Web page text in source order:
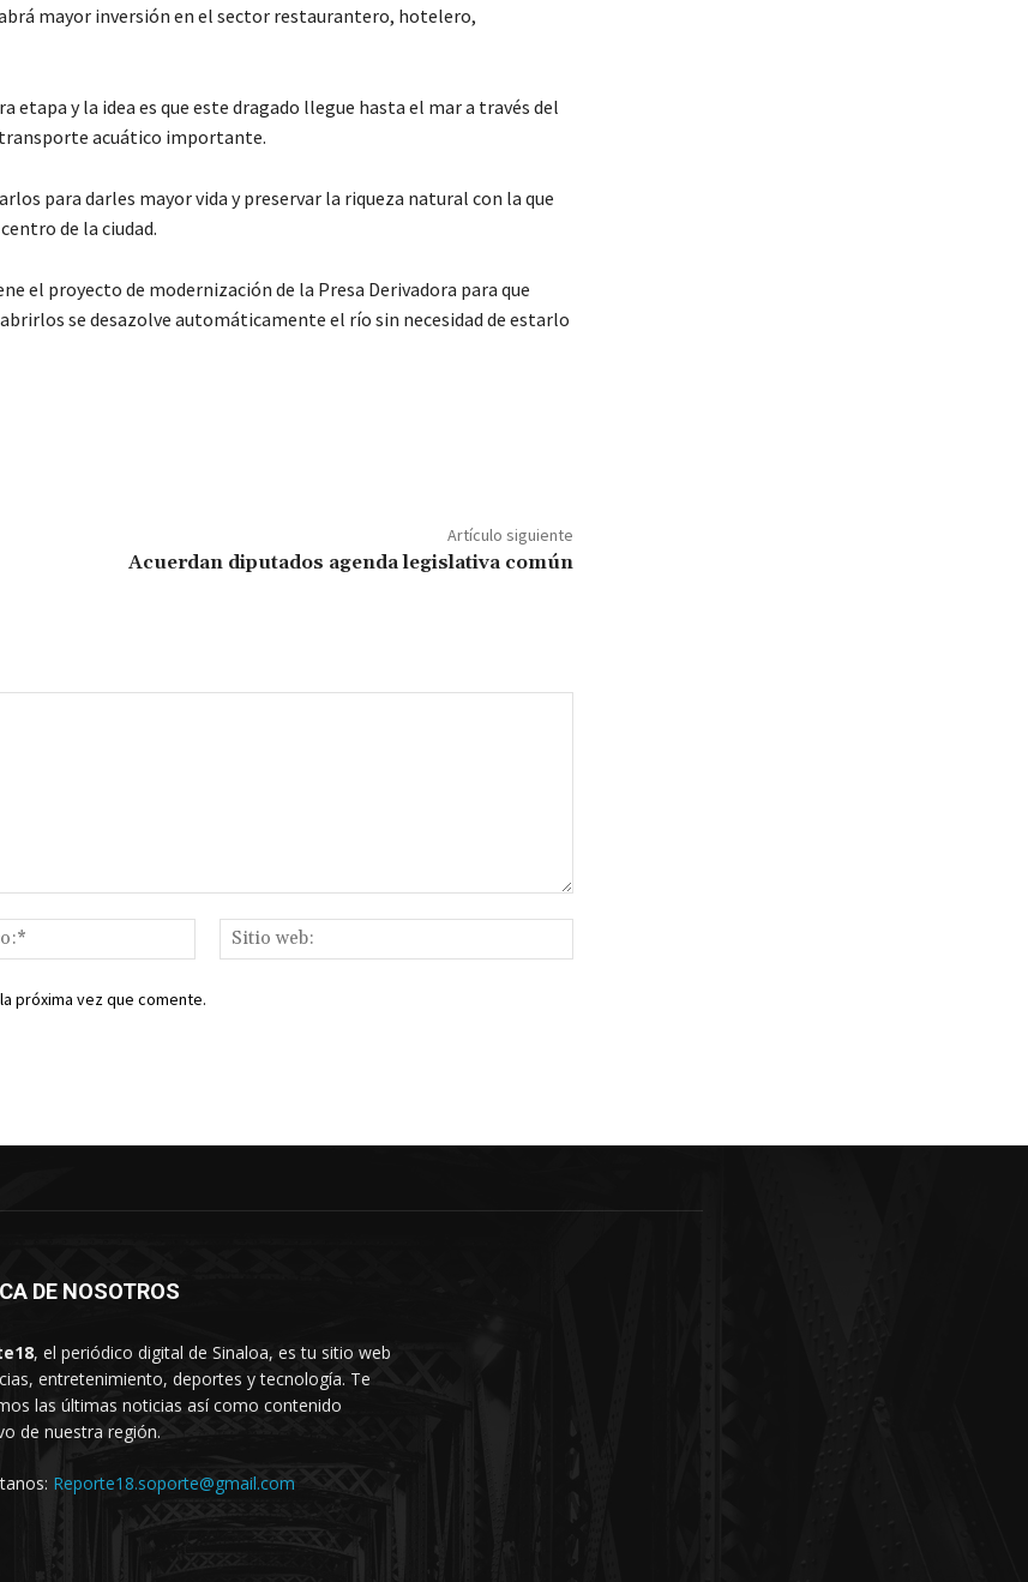
mayor inversión en el sector restaurantero, hotelero,
y la idea es que este dragado llegue hasta el mar a través del
acuático importante.
para darles mayor vida y preservar la riqueza natural con la que
de la ciudad.
el proyecto de modernización de la Presa Derivadora para que
se desazolve automáticamente el río sin necesidad de estarlo
Artículo siguiente
Acuerdan diputados agenda legislativa común
Correo
electrónico:*
web:
próxima vez que comente.
DE NOSOTROS
, el periódico digital de Sinaloa, es tu sitio web
entretenimiento, deportes y tecnología. Te
las últimas noticias así como contenido
de nuestra región.
Reporte18.soporte@gmail.com